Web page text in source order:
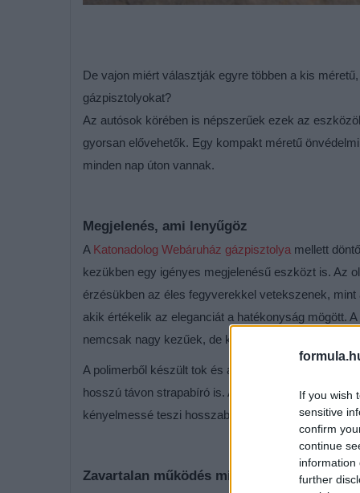
If you wish
sensitive
confirm
continue
information
further
De vajon miért választják egyre többen a kis
gázpisztolyokat?
Az autósok körében is népszerűek ezek az
gyorsan elővehetők. Egy kompakt méretű
minden nap úton vannak.
Megjelenés, ami lenyűgöz
AKatonadolog Webáruház gázpisztolya mellett
kezükben egy igényes megjelenésű eszközt is. Az
érzésükben az éles fegyverekkel vetekszenek,
akik értékelik az eleganciát a hatékonyság mögött.
nemcsak nagy kezűek, de kisebb kézmérettel
A polimerből készült tok és a fém elemek tökéletes
hosszú távon strapabíró is. Az anyaghasználat
kényelmessé teszi hosszabb távú viselés esetén.
Zavartalan működés minden helyzetben